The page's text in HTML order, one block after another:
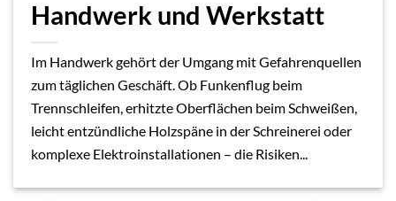
Handwerk und Werkstatt
Im Handwerk gehört der Umgang mit Gefahrenquellen
zum täglichen Geschäft. Ob Funkenflug beim
Trennschleifen, erhitzte Oberflächen beim Schweißen,
leicht entzündliche Holzspäne in der Schreinerei oder
komplexe Elektroinstallationen – die Risiken...